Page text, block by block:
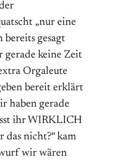
„nur eine
bereits gesagt
gerade keine Zeit
Orgaleute
bereit erklärt
haben gerade
ihr WIRKLICH
das nicht?“ kam
wir wären